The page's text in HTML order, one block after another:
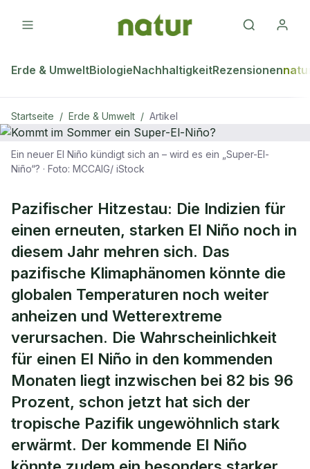
Erde & UmweltBiologieNachhaltigkeitRezensionen
Startseite / Erde & Umwelt / Artikel
ERDE & UMWELT
Niño?
Ein neuer El Niño kündigt sich an – wird es ein „Super-El-
Niño“? · Foto: MCCAIG/ iStock
Pazifischer Hitzestau: Die Indizien für
einen erneuten, starken El Niño noch in
diesem Jahr mehren sich. Das
pazifische Klimaphänomen könnte die
globalen Temperaturen noch weiter
anheizen und Wetterextreme
verursachen. Die Wahrscheinlichkeit
für einen El Niño in den kommenden
Monaten liegt inzwischen bei 82 bis 96
Prozent, schon jetzt hat sich der
tropische Pazifik ungewöhnlich stark
erwärmt. Der kommende El Niño